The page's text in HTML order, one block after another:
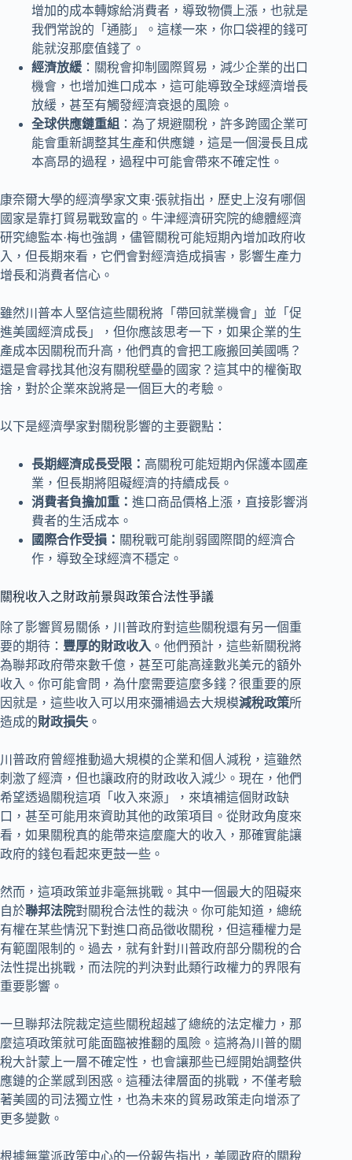
增加的成本轉嫁給消費者，導致物價上漲，也就是
我們常說的「通膨」。這樣一來，你口袋裡的錢可
能就沒那麼值錢了。
經濟放緩 ：關稅會抑制國際貿易，減少企業的出口
機會，也增加進口成本，這可能導致全球經濟增長
放緩，甚至有觸發經濟衰退的風險。
全球供應鏈重組 ：為了規避關稅，許多跨國企業可
能會重新調整其生產和供應鏈，這是一個漫長且成
本高昂的過程，過程中可能會帶來不確定性。
康奈爾大學的經濟學家文東·張就指出，歷史上沒有哪個
國家是靠打貿易戰致富的。牛津經濟研究院的總體經濟
研究總監本·梅也強調，儘管關稅可能短期內增加政府收
入，但長期來看，它們會對經濟造成損害，影響生產力
增長和消費者信心。
雖然川普本人堅信這些關稅將「帶回就業機會」並「促
進美國經濟成長」，但你應該思考一下，如果企業的生
產成本因關稅而升高，他們真的會把工廠搬回美國嗎？
還是會尋找其他沒有關稅壁壘的國家？這其中的權衡取
捨，對於企業來說將是一個巨大的考驗。
以下是經濟學家對關稅影響的主要觀點：
長期經濟成長受限： 高關稅可能短期內保護本國產
業，但長期將阻礙經濟的持續成長。
消費者負擔加重： 進口商品價格上漲，直接影響消
費者的生活成本。
國際合作受損： 關稅戰可能削弱國際間的經濟合
作，導致全球經濟不穩定。
關稅收入之財政前景與政策合法性爭議
除了影響貿易關係，川普政府對這些關稅還有另一個重
要的期待： 豐厚的財政收入 。他們預計，這些新關稅將
為聯邦政府帶來數千億，甚至可能高達數兆美元的額外
收入。你可能會問，為什麼需要這麼多錢？很重要的原
因就是，這些收入可以用來彌補過去大規模減稅政策所
造成的財政損失 。
川普政府曾經推動過大規模的企業和個人減稅，這雖然
刺激了經濟，但也讓政府的財政收入減少。現在，他們
希望透過關稅這項「收入來源」，來填補這個財政缺
口，甚至可能用來資助其他的政策項目。從財政角度來
看，如果關稅真的能帶來這麼龐大的收入，那確實能讓
政府的錢包看起來更鼓一些。
然而，這項政策並非毫無挑戰。其中一個最大的阻礙來
自於聯邦法院對關稅合法性的裁決。你可能知道，總統
有權在某些情況下對進口商品徵收關稅，但這種權力是
有範圍限制的。過去，就有針對川普政府部分關稅的合
法性提出挑戰，而法院的判決對此類行政權力的界限有
重要影響。
一旦聯邦法院裁定這些關稅超越了總統的法定權力，那
麼這項政策就可能面臨被推翻的風險。這將為川普的關
稅大計蒙上一層不確定性，也會讓那些已經開始調整供
應鏈的企業感到困惑。這種法律層面的挑戰，不僅考驗
著美國的司法獨立性，也為未來的貿易政策走向增添了
更多變數。
根據無黨派政策中心的一份報告指出，美國政府的關稅